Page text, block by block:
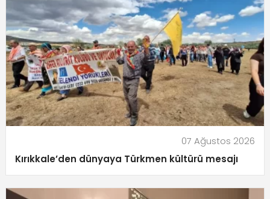
07 Ağustos 2026
Kırıkkale’den dünyaya Türkmen kültürü mesajı